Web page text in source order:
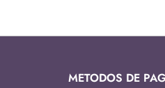
METODOS DE